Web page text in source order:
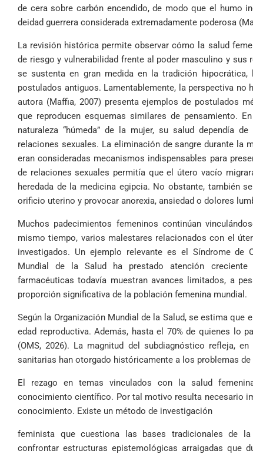
de cera sobre carbón encendido, de modo que el humo
deidad guerrera considerada extremadamente poderosa
La revisión histórica permite observar cómo la salud
de riesgo y vulnerabilidad frente al poder masculino y
se sustenta en gran medida en la tradición
postulados antiguos. Lamentablemente, la perspectiva
autora (Maffia, 2007) presenta ejemplos de postulados
que reproducen esquemas similares de pensamiento.
naturaleza “húmeda” de la mujer, su salud dependía
relaciones sexuales. La eliminación de sangre durante la
eran consideradas mecanismos indispensables para
de relaciones sexuales permitía que el útero vacío
heredada de la medicina egipcia. No obstante, también
orificio uterino y provocar anorexia, ansiedad o dolores
Muchos padecimientos femeninos continúan
mismo tiempo, varios malestares relacionados con el
investigados. Un ejemplo relevante es el Síndrome de
Mundial de la Salud ha prestado atención
farmacéuticas todavía muestran avances limitados, a
proporción significativa de la población femenina mundial.
Según la Organización Mundial de la Salud, se estima que
edad reproductiva. Además, hasta el 70% de quienes lo
(OMS, 2026). La magnitud del subdiagnóstico refleja,
sanitarias han otorgado históricamente a los problemas
El rezago en temas vinculados con la salud
conocimiento científico. Por tal motivo resulta necesario
conocimiento. Existe un método de investigación
feminista que cuestiona las bases tradicionales de
confrontar estructuras epistemológicas arraigadas que